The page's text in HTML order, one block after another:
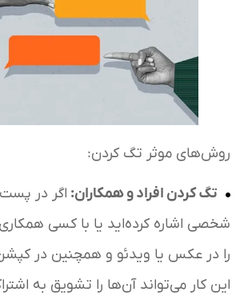
روش‌های موثر تگ کردن:
تگ کردن افراد و همکاران: اگر در
شخصی اشاره کرده‌اید یا با کسی همکاری
را در عکس یا ویدئو و همچنین در
این کار می‌تواند آن‌ها را تشویق به